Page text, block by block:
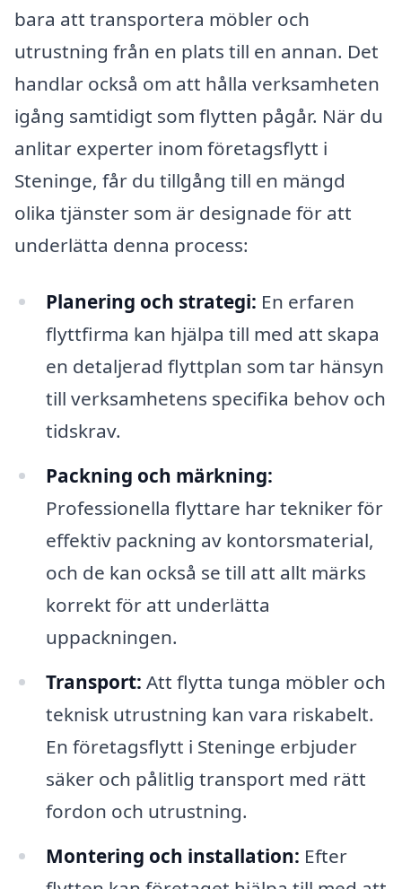
bara att transportera möbler och
utrustning från en plats till en annan. Det
handlar också om att hålla verksamheten
igång samtidigt som flytten pågår. När du
anlitar experter inom företagsflytt i
Steninge, får du tillgång till en mängd
olika tjänster som är designade för att
underlätta denna process:
Planering och strategi: En erfaren
flyttfirma kan hjälpa till med att skapa
en detaljerad flyttplan som tar hänsyn
till verksamhetens specifika behov och
tidskrav.
Packning och märkning:
Professionella flyttare har tekniker för
effektiv packning av kontorsmaterial,
och de kan också se till att allt märks
korrekt för att underlätta
uppackningen.
Transport: Att flytta tunga möbler och
teknisk utrustning kan vara riskabelt.
En företagsflytt i Steninge erbjuder
säker och pålitlig transport med rätt
fordon och utrustning.
Montering och installation: Efter